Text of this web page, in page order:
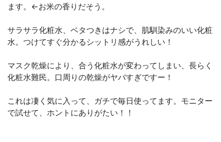
ます。←お米の香りだそう。
サラサラ化粧水、ベタつきはナシで、肌馴染みのいい化粧
水。つけてすぐ分かるシットリ感がうれしい！
マスク乾燥により、合う化粧水が変わってしまい、長らく
化粧水難民。口周りの乾燥がヤバすぎですー！
これは凄く気に入って、ガチで毎日使ってます。モニター
で試せて、ホントにありがたい！！